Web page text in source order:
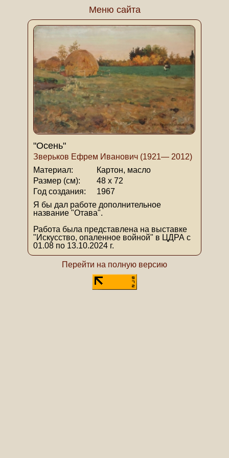
Меню сайта
"Осень"
Зверьков Ефрем Иванович (1921— 2012)
Материал:
Картон, масло
Размер (см):
48 х 72
Год создания:
1967
Я бы дал работе дополнительное
название "Отава".
Работа была представлена на выставке
"Искусство, опаленное войной" в ЦДРА с
01.08 по 13.10.2024 г.
Перейти на полную версию